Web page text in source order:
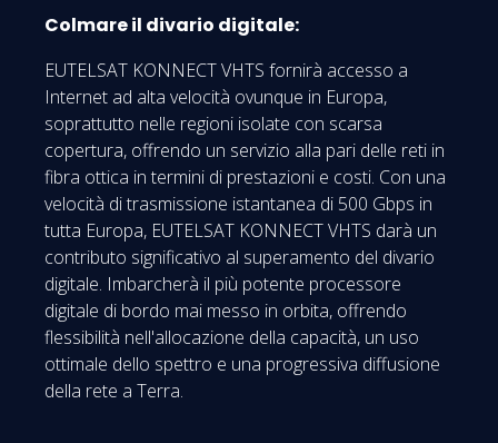
Colmare il divario digitale:
EUTELSAT KONNECT VHTS fornirà accesso a
Internet ad alta velocità ovunque in Europa,
soprattutto nelle regioni isolate con scarsa
copertura, offrendo un servizio alla pari delle reti in
fibra ottica in termini di prestazioni e costi. Con una
velocità di trasmissione istantanea di 500 Gbps in
tutta Europa, EUTELSAT KONNECT VHTS darà un
contributo significativo al superamento del divario
digitale. Imbarcherà il più potente processore
digitale di bordo mai messo in orbita, offrendo
flessibilità nell'allocazione della capacità, un uso
ottimale dello spettro e una progressiva diffusione
della rete a Terra.